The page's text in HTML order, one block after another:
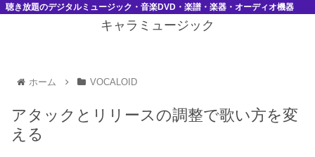
聴き放題のデジタルミュージック・音楽DVD・楽譜・楽器・オーディオ機器
キャラミュージック
ホーム VOCALOID
アタックとリリースの調整で歌い方を変
える